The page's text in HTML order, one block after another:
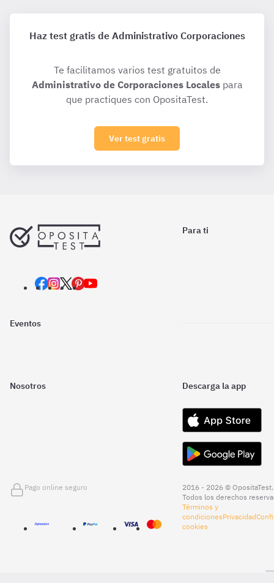
Haz test gratis de Administrativo Corporaciones
Te facilitamos varios test gratuitos de
Administrativo de Corporaciones Localespara
que practiques con OpositaTest.
Ver test gratis
Para ti
Eventos
Nosotros Descarga la app
Pago online seguro
2016 - 2026 © OpositaTest.
Todos los derechos
Términos y
condicionesPrivacidad
cookies